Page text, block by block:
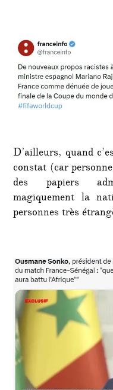
D’ailleurs, quand
constat (car
des papiers
magiquement la
personnes très